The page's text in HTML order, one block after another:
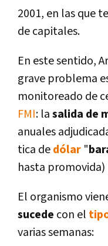
2001, en las que
de capitales.
En este sentido,
grave problema
monitoreado de
FMI: lasalida de
anuales
tica dedólar "
hasta
El organismo
sucede con el
varias semanas: